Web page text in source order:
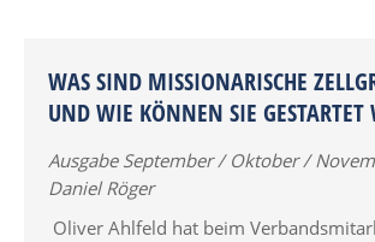
WAS SIND MISSIONARISCHE
UND WIE KÖNNEN SIE GESTARTET
Ausgabe September / Oktober /
Daniel Röger
Oliver Ahlfeld hat beim